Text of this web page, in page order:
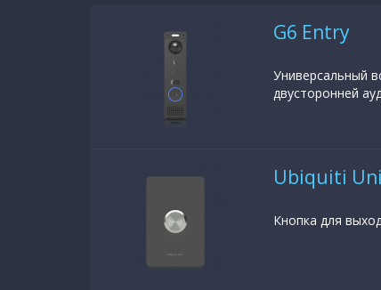
G6 Entry
Универсальный
двусторонней
Ubiquiti
Кнопка для